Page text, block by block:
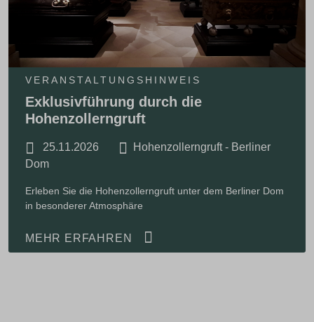
VERANSTALTUNGSHINWEIS
Exklusivführung durch die
Hohenzollerngruft
25.11.2026
Hohenzollerngruft - Berliner
Dom
Erleben Sie die Hohenzollerngruft unter dem Berliner Dom
in besonderer Atmosphäre
MEHR ERFAHREN